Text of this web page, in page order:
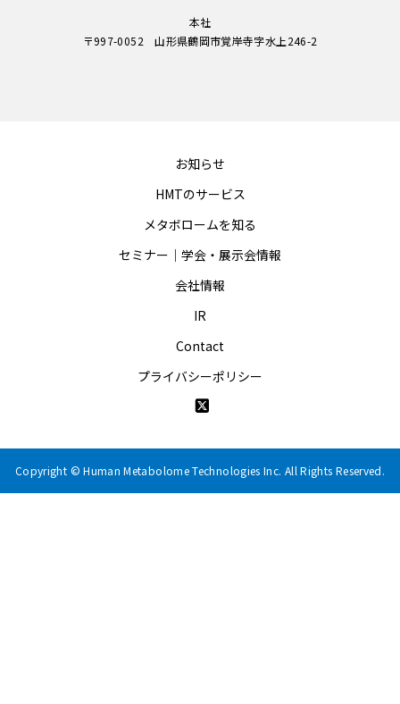
本社
〒997-0052 山形県鶴岡市覚岸寺字水上246-2
お知らせ
HMTのサービス
メタボロームを知る
セミナー｜学会・展示会情報
会社情報
IR
Contact
プライバシーポリシー
Copyright © Human Metabolome Technologies Inc. All Rights Reserved.